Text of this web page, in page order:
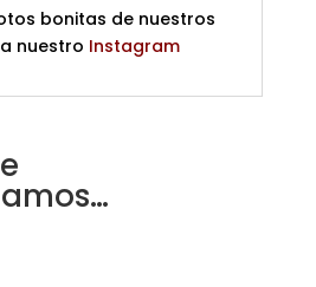
bonitas de nuestros
nuestro Instagram